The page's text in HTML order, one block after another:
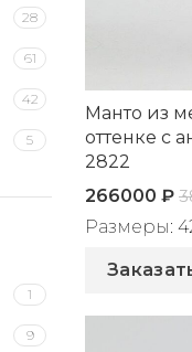
28
61
42
5
1
9
Манто из
оттенке с
2822
266000 ₽
Размеры: